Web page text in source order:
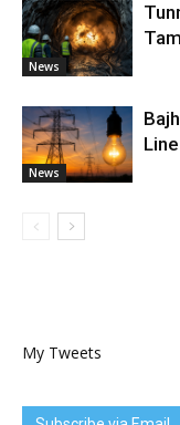
News
News
My Tweets